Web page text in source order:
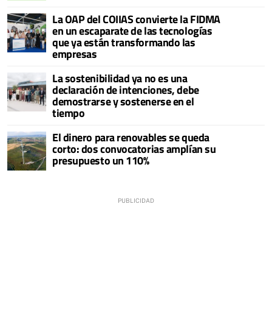
La OAP del COIIAS convierte la FIDMA
en un escaparate de las tecnologías
que ya están transformando las
empresas
La sostenibilidad ya no es una
declaración de intenciones, debe
demostrarse y sostenerse en el
tiempo
El dinero para renovables se queda
corto: dos convocatorias amplían su
presupuesto un 110%